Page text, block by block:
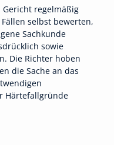
Gericht regelmäßig
selbst bewerten,
Sachkunde
sowie
Die Richter hoben
die Sache an das
Härtefallgründe